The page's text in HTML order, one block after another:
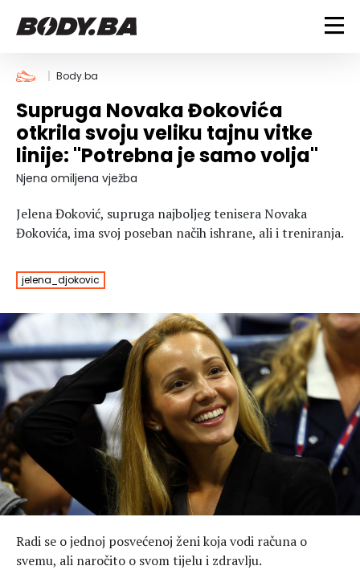
FITNESS
Vježbanje
Mršanje
Discipline
Indoor & Outdoor
BODYBUILDING
Trening i vježbe
Takmičarski bodybuilding
Ostalo
ISHRANA
Nutricionizam
Recepti
Tablica kalorija
ZDRAVLJE
Um i tijelo
Lifestyle
Trudnice
Bodybuilding
Fitness
Zdravlje
Hedonizam
MAGAZIN
Njega nje
Njega njega
Šminka
Tehnologija
KALORIJE
Body.ba
Supruga Novaka Đokovića
otkrila svoju veliku tajnu vitke
linije: "Potrebna je samo volja"
Njena omiljena vježba
Jelena Đoković, supruga najboljeg tenisera Novaka
Đokovića, ima svoj poseban načih ishrane, ali i treniranja.
jelena_djokovic
Radi se o jednoj posvećenoj ženi koja vodi računa o
svemu, ali naročito o svom tijelu i zdravlju.